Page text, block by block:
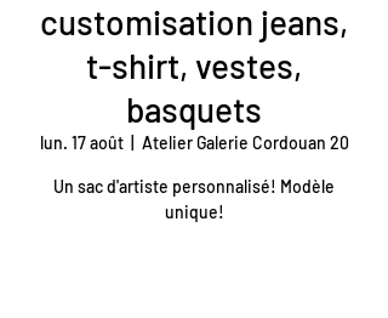
customisation jeans,
t-shirt, vestes,
basquets
lun. 17 août
  |
Atelier Galerie Cordouan 20
Un sac d'artiste personnalisé! Modèle
unique!